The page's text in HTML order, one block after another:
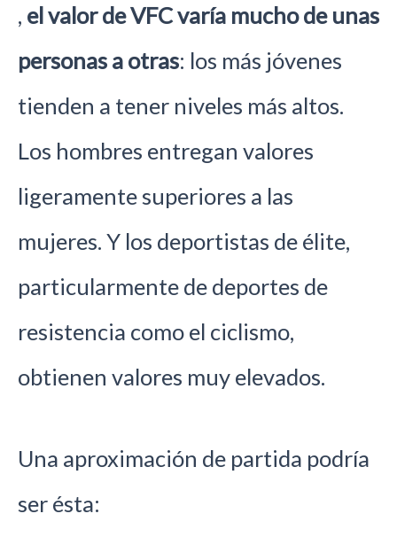
, el valor de VFC varía mucho de unas
personas a otras: los más jóvenes
tienden a tener niveles más altos.
Los hombres entregan valores
ligeramente superiores a las
mujeres. Y los deportistas de élite,
particularmente de deportes de
resistencia como el ciclismo,
obtienen valores muy elevados.
Una aproximación de partida podría
ser ésta: